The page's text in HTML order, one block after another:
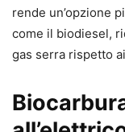
rende un’opzione
come il biodiesel,
gas serra rispetto